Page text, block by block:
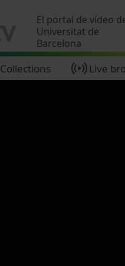
El portal de vídeo
Universitat de
Barcelona
Collections Live